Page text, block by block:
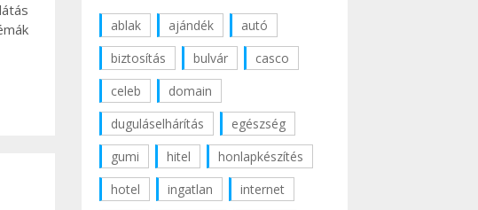
ablak ajándék
autó
biztosítás
bulvár
casco
celeb
domain
duguláselhárítás
egészség
gumi
hitel
honlapkészítés
hotel
ingatlan
internet